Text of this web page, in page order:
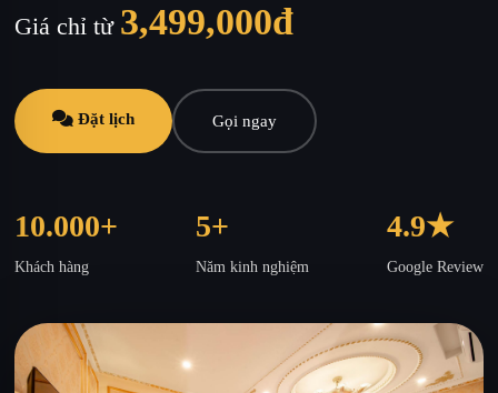
Giá chỉ từ 3,499,000đ
Đặt lịch Gọi ngay
10.000+
Khách hàng
5+
Năm kinh nghiệm
4.9★
Google Review